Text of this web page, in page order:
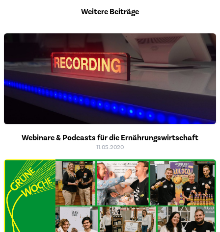
Weitere Beiträge
Webinare & Podcasts für die Ernährungswirtschaft
11.05.2020